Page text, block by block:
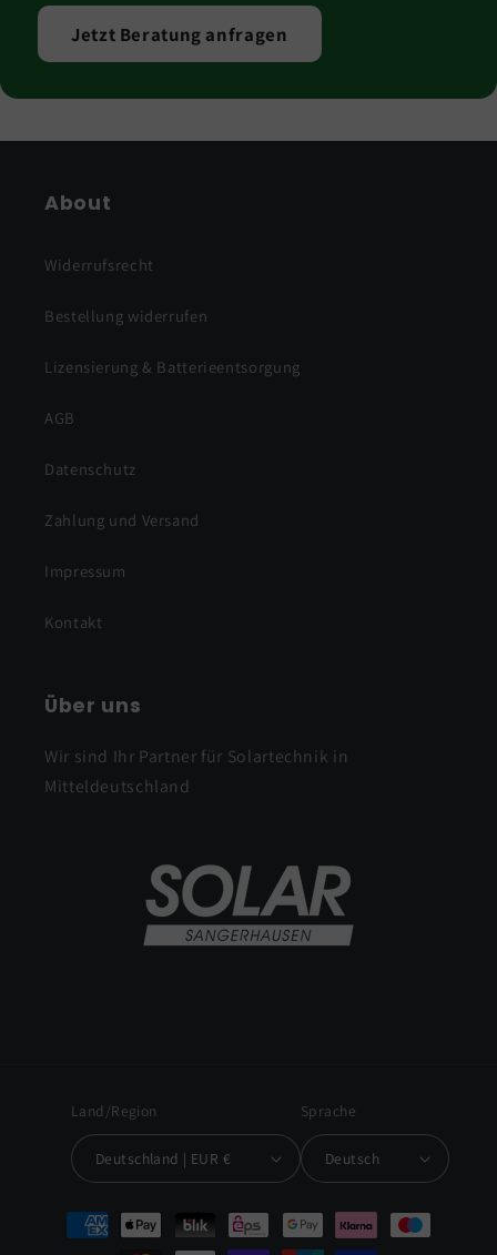
Jetzt Beratung anfragen
About
Widerrufsrecht
Bestellung widerrufen
Lizensierung & Batterieentsorgung
AGB
Datenschutz
Zahlung und Versand
Impressum
Kontakt
Über uns
Wir sind Ihr Partner für Solartechnik in
Mitteldeutschland
Land/Region
Deutschland | EUR €
Sprache
Deutsch
Zahlungsmethoden